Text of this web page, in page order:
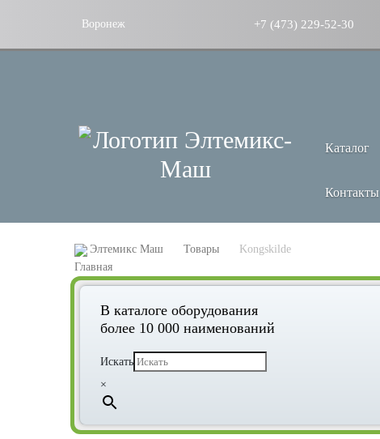
Воронеж +7 (473) 229-52-30
Каталог
Контакты
Элтемикс Маш Товары Kongskilde
В каталоге оборудования
более 10 000 наименований
Искать
×